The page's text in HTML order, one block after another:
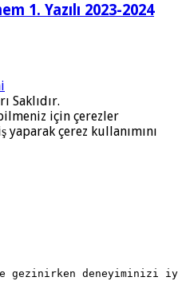
1. Yazılı 2023-2024
Saklıdır.
için çerezler
çerez kullanımını
gezinirken deneyiminizi